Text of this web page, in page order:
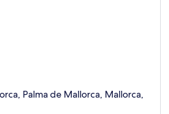
Palma de Mallorca, Mallorca,